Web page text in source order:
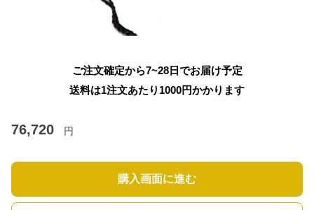
ご注文確定から7~28日でお届け予定
送料は1注文あたり 1000円かかります
76,720 円
購入画面に進む